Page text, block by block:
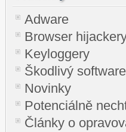
Adware
Browser
Keyloggery
Škodlivý software
Novinky
Potenciálně
Články o